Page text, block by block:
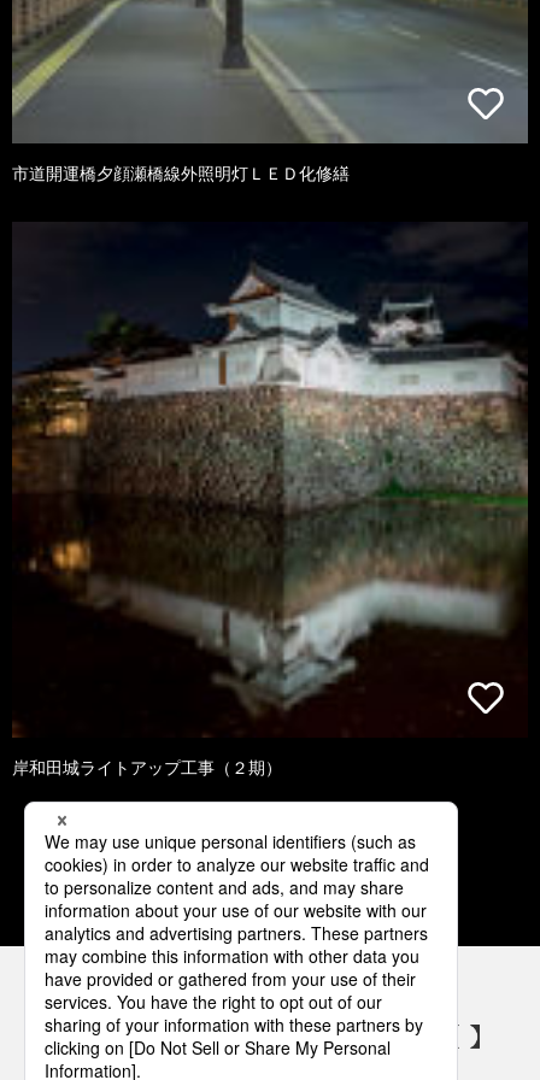
市道開運橋夕顔瀬橋線外照明灯ＬＥＤ化修繕
岸和田城ライトアップ工事（２期）
1 2 3 4 5
パナソニックの電気設備 SNSアカウント